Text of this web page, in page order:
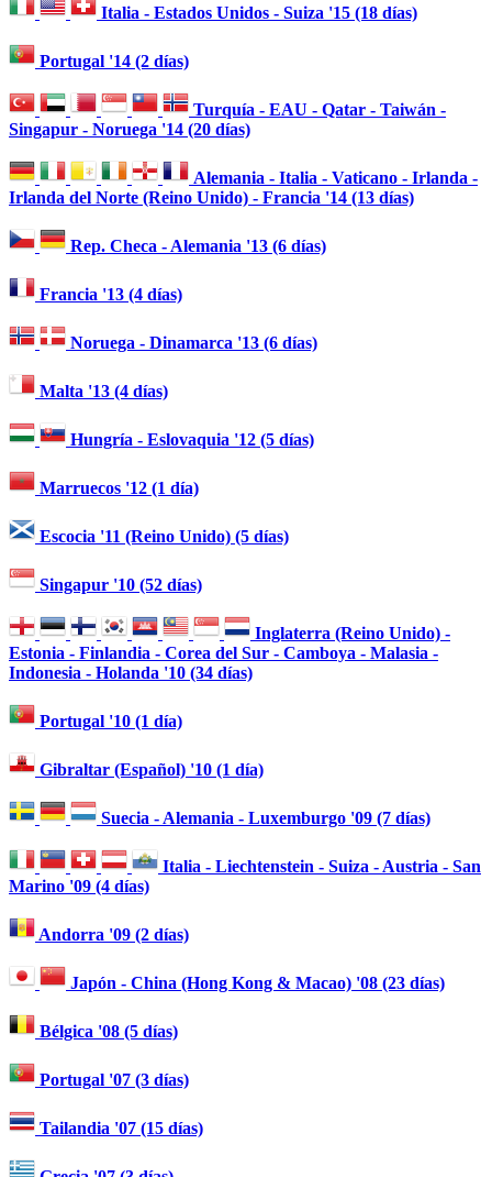
Italia - Estados Unidos - Suiza '15 (18 días)
Portugal '14 (2 días)
Turquía - EAU - Qatar - Taiwán -
Singapur - Noruega '14 (20 días)
Alemania - Italia - Vaticano - Irlanda -
Irlanda del Norte (Reino Unido) - Francia '14 (13 días)
Rep. Checa - Alemania '13 (6 días)
Francia '13 (4 días)
Noruega - Dinamarca '13 (6 días)
Malta '13 (4 días)
Hungría - Eslovaquia '12 (5 días)
Marruecos '12 (1 día)
Escocia '11 (Reino Unido) (5 días)
Singapur '10 (52 días)
Inglaterra (Reino Unido) -
Estonia - Finlandia - Corea del Sur - Camboya - Malasia -
Indonesia - Holanda '10 (34 días)
Portugal '10 (1 día)
Gibraltar (Español) '10 (1 día)
Suecia - Alemania - Luxemburgo '09 (7 días)
Italia - Liechtenstein - Suiza - Austria - San
Marino '09 (4 días)
Andorra '09 (2 días)
Japón - China (Hong Kong & Macao) '08 (23 días)
Bélgica '08 (5 días)
Portugal '07 (3 días)
Tailandia '07 (15 días)